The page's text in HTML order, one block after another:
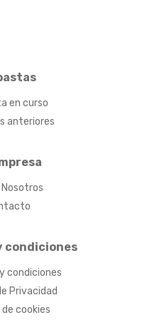
en curso
anteriores
condiciones
condiciones
Privacidad
cookies